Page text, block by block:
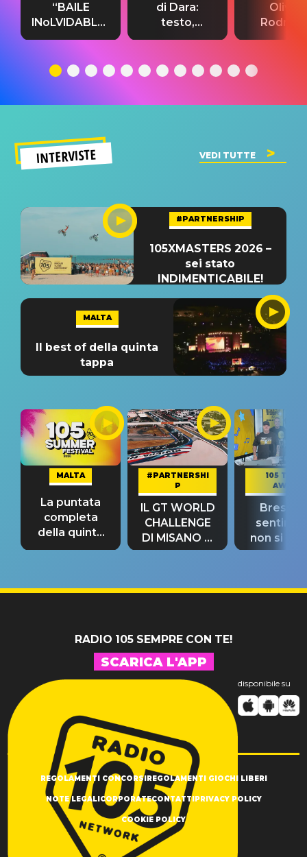
“BAILE
INoLVIDABLE”:
testo,
significato
di Dara:
testo,
traduzione e
del singolo
Olivia
testo,
INTERVISTE VEDI TUTTE
#PARTNERSHIP
105XMASTERS 2026 –
sei stato
INDIMENTICABILE!
MALTA
Il best of della quinta
tappa
MALTA
La puntata
completa
della quinta
tappa
#PARTNERSHI
P
IL GT WORLD
CHALLENGE
DI MISANO si
riconferma
105 TAKE
AWAY
Bresh:
non si
fino alla
RADIO 105 SEMPRE CON TE!
SCARICA L'APP
disponibile su
REGOLAMENTI CONCORSI REGOLAMENTI GIOCHI LIBERI
NOTE LEGALI CORPORATECONTATTI PRIVACY POLICY
COOKIE POLICY